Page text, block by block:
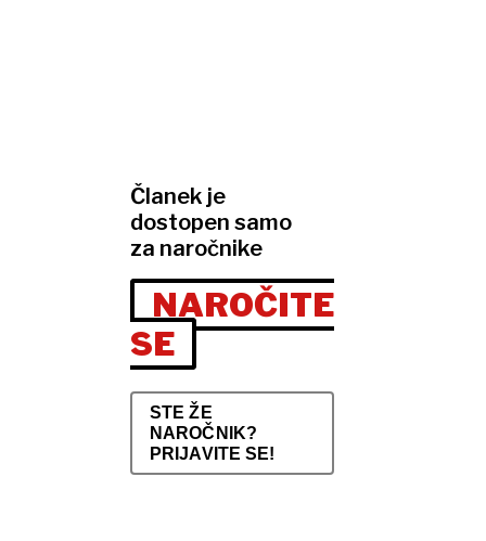
Članek je
dostopen samo
za naročnike
NAROČITE
SE
STE ŽE
NAROČNIK?
PRIJAVITE SE!